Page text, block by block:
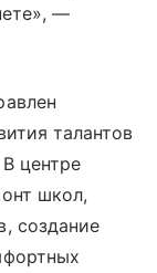
—
талантов
центре
школ,
создание